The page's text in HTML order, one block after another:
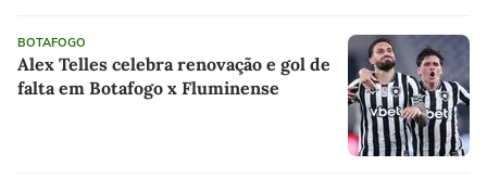
BOTAFOGO
Alex Telles celebra renovação e gol de
falta em Botafogo x Fluminense